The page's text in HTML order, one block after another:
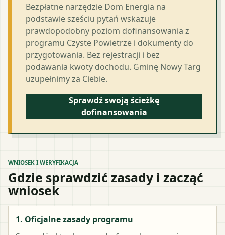
Bezpłatne narzędzie Dom Energia na
podstawie sześciu pytań wskazuje
prawdopodobny poziom dofinansowania z
programu Czyste Powietrze i dokumenty do
przygotowania. Bez rejestracji i bez
podawania kwoty dochodu. Gminę Nowy Targ
uzupełnimy za Ciebie.
Sprawdź swoją ścieżkę
dofinansowania
WNIOSEK I WERYFIKACJA
Gdzie sprawdzić zasady i zacząć
wniosek
1. Oficjalne zasady programu